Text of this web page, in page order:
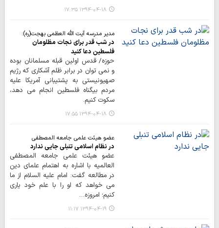
۱۳۹۴-۰۴-۱۸ ۱۷:۳۵
مدیر مدرسه آیت الله العظمی بهجت(ره):
در شب قدر برای نجات مظلومان
فلسطین دعا کنید
حوزه/ قدس اولین قبله مسلمانان بوده
و نمی توان در برابر ظلم آشکاری که رژیم
صهیونیستی به پشتیبانی آمریکا علیه
مردم بیگناه فلسطین انجام می دهد،
سکوت کنیم.
۱۳۹۴-۰۴-۱۸ ۱۷:۵۵
عضو هیئت علمی جامعه المصطفی
در نظام اسلامی تنبلی جایی ندارد
عضو هیئت علمی جامعه المصطفی
العالمیه با اشاره به اهتمام علمای دین
در مطالعه گفت: امام علیه السلام از ما
می خواهد که او را با علم خود یاری
کنیم؛ امروزه…
۱۳۹۴-۰۴-۱۹ ۱۱:۱۷